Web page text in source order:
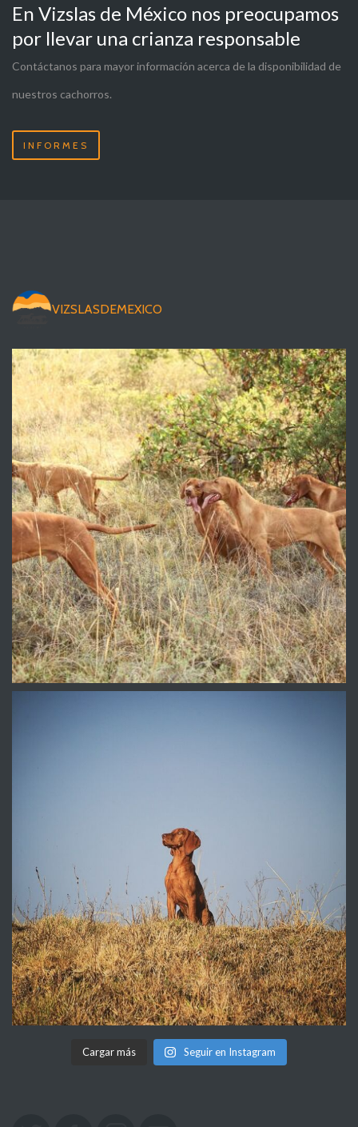
En Vizslas de México nos preocupamos
por llevar una crianza responsable
Contáctanos para mayor información acerca de la disponibilidad de
nuestros cachorros.
INFORMES
VIZSLASDEMEXICO
Cargar más Seguir en Instagram